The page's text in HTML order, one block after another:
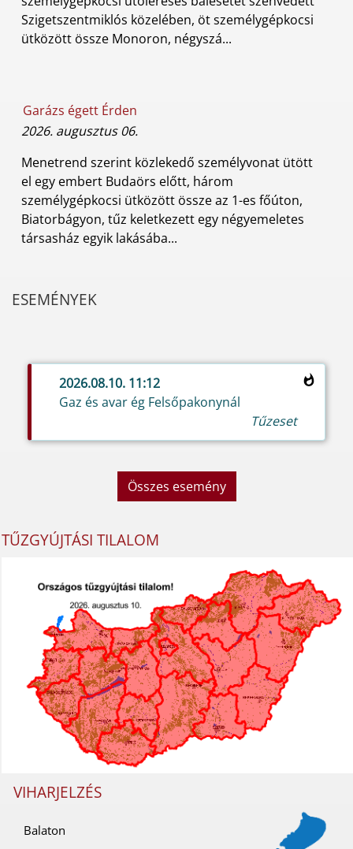
Szigetszentmiklós közelében, öt személygépkocsi
ütközött össze Monoron, négyszá...
Garázs égett Érden
2026. augusztus 06.
Menetrend szerint közlekedő személyvonat ütött
el egy embert Budaörs előtt, három
személygépkocsi ütközött össze az 1-es főúton,
Biatorbágyon, tűz keletkezett egy négyemeletes
társasház egyik lakásába...
ESEMÉNYEK
2026.08.10. 11:12
Gaz és avar ég Felsőpakonynál
Tűzeset
Összes esemény
TŰZGYÚJTÁSI TILALOM
VIHARJELZÉS
Balaton